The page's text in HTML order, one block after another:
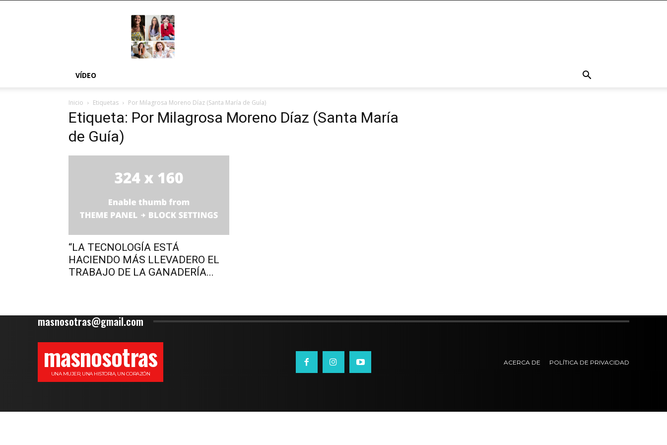
MÁS
NOSOTRAS
VÍDEO
Inicio Etiquetas Por Milagrosa Moreno Díaz (Santa María de Guía)
Etiqueta: Por Milagrosa Moreno Díaz (Santa María
de Guía)
“LA TECNOLOGÍA ESTÁ
HACIENDO MÁS LLEVADERO EL
TRABAJO DE LA GANADERÍA...
masnosotras@gmail.com
masnosotras
UNA MUJER, UNA HISTORIA, UN CORAZÓN
ACERCA DE POLÍTICA DE PRIVACIDAD